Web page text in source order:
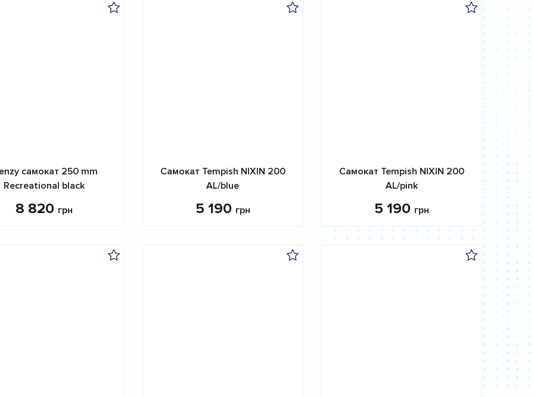
самокат 250 mm
Recreational black
8 820 грн
Самокат Tempish NIXIN 200
AL/blue
5 190 грн
Самокат Tempish NIXIN 200
AL/pink
5 190 грн